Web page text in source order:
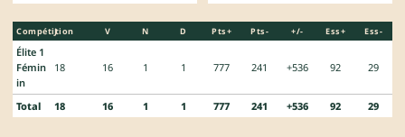
Compétition
J V N D Pts+ Pts- +/- Ess+ Ess-
Élite 1
Fémin
in
18 16 1 1 777 241 +536 92 29
Total 18 16 1 1 777 241 +536 92 29